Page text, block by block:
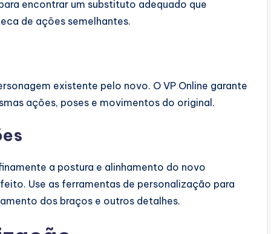
encontrar um substituto adequado que
de ações semelhantes.
existente pelo novo. O VP Online garante
ações, poses e movimentos do original.
a postura e alinhamento do novo
Use as ferramentas de personalização para
dos braços e outros detalhes.